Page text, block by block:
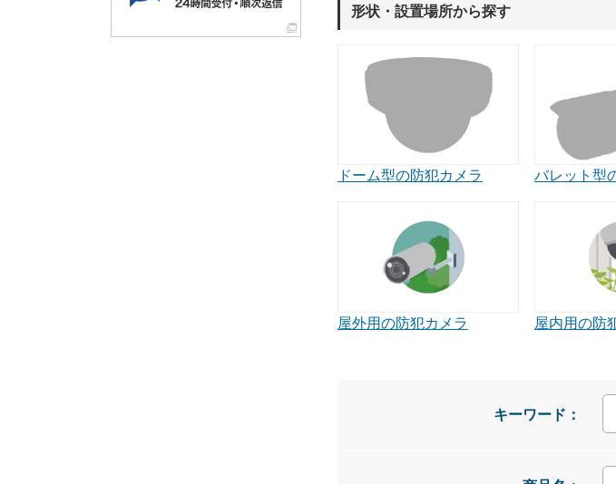
形状・設置場所から探す
ドーム型の防犯カメラ バレット型
屋外用の防犯カメラ 屋内用の防
キーワード：